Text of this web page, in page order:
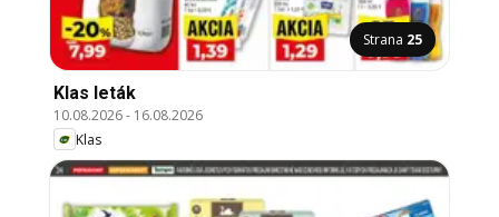
Strana 25
Klas leták
10.08.2026- 16.08.2026
Klas